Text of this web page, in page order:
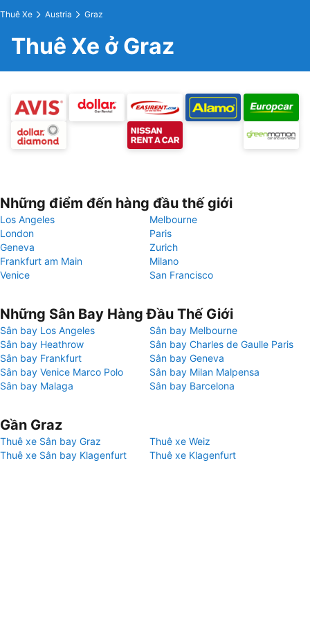
Thuê Xe Austria Graz
Thuê Xe ở Graz
Những điểm đến hàng đầu thế giới
Los Angeles
Melbourne
London
Paris
Geneva
Zurich
Frankfurt am Main
Milano
Venice
San Francisco
Những Sân Bay Hàng Đầu Thế Giới
Sân bay Los Angeles
Sân bay Melbourne
Sân bay Heathrow
Sân bay Charles de Gaulle Paris
Sân bay Frankfurt
Sân bay Geneva
Sân bay Venice Marco Polo
Sân bay Milan Malpensa
Sân bay Malaga
Sân bay Barcelona
Gần Graz
Thuê xe Sân bay Graz
Thuê xe Weiz
Thuê xe Sân bay Klagenfurt
Thuê xe Klagenfurt